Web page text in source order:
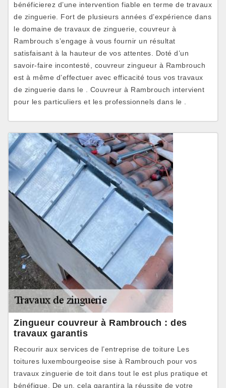
bénéficierez d’une intervention fiable en terme de travaux
de zinguerie. Fort de plusieurs années d’expérience dans
le domaine de travaux de zinguerie, couvreur à
Rambrouch s’engage à vous fournir un résultat
satisfaisant à la hauteur de vos attentes. Doté d’un
savoir-faire incontesté, couvreur zingueur à Rambrouch
est à même d’effectuer avec efficacité tous vos travaux
de zinguerie dans le . Couvreur à Rambrouch intervient
pour les particuliers et les professionnels dans le .
Zingueur couvreur à Rambrouch : des
travaux garantis
Recourir aux services de l’entreprise de toiture Les
toitures luxembourgeoise sise à Rambrouch pour vos
travaux zinguerie de toit dans tout le est plus pratique et
bénéfique. De un, cela garantira la réussite de votre